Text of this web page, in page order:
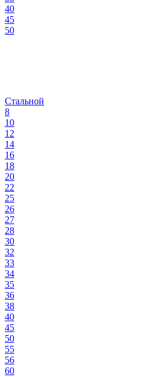
40
45
50
Стальной
8
10
12
14
16
18
20
22
25
26
27
28
30
32
33
34
35
36
38
40
45
50
55
56
60